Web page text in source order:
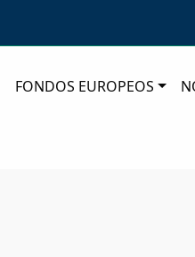
FONDOS EUROPEOS